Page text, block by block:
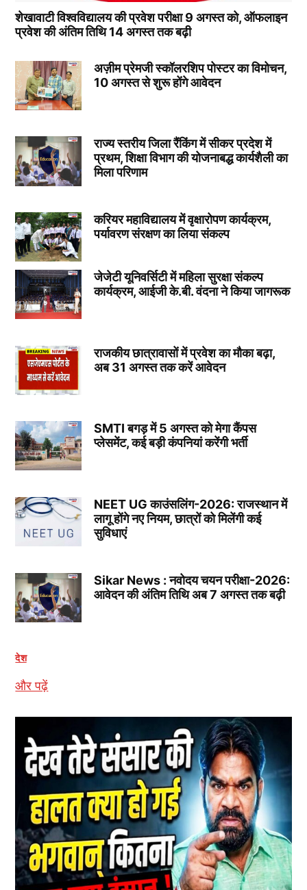
शेखावाटी विश्वविद्यालय की प्रवेश परीक्षा 9 अगस्त को, ऑफलाइन
प्रवेश की अंतिम तिथि 14 अगस्त तक बढ़ी
अज़ीम प्रेमजी स्कॉलरशिप पोस्टर का विमोचन,
10 अगस्त से शुरू होंगे आवेदन
राज्य स्तरीय जिला रैंकिंग में सीकर प्रदेश में
प्रथम, शिक्षा विभाग की योजनाबद्ध कार्यशैली का
मिला परिणाम
करियर महाविद्यालय में वृक्षारोपण कार्यक्रम,
पर्यावरण संरक्षण का लिया संकल्प
जेजेटी यूनिवर्सिटी में महिला सुरक्षा संकल्प
कार्यक्रम, आईजी के.बी. वंदना ने किया जागरूक
राजकीय छात्रावासों में प्रवेश का मौका बढ़ा,
अब 31 अगस्त तक करें आवेदन
SMTI बगड़ में 5 अगस्त को मेगा कैंपस
प्लेसमेंट, कई बड़ी कंपनियां करेंगी भर्ती
NEET UG काउंसलिंग-2026: राजस्थान में
लागू होंगे नए नियम, छात्रों को मिलेंगी कई
सुविधाएं
Sikar News : नवोदय चयन परीक्षा-2026:
आवेदन की अंतिम तिथि अब 7 अगस्त तक बढ़ी
देश
और पढ़ें